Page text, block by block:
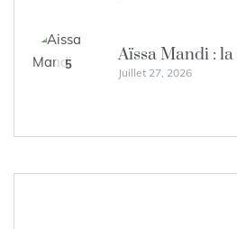
5 Aïssa Mandi :
Juillet 27, 2026